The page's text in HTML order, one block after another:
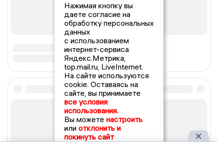
Нажимая кнопку вы
даете согласие на
обработку персональных
данных
с использованием
интернет-сервиса
Яндекс.Метрика,
top.mail.ru, LiveInternet.
На сайте используются
cookie. Оставаясь на
сайте, вы принимаете
все условия
использования.
Вы можете настроить
или отклонить и
покинуть сайт